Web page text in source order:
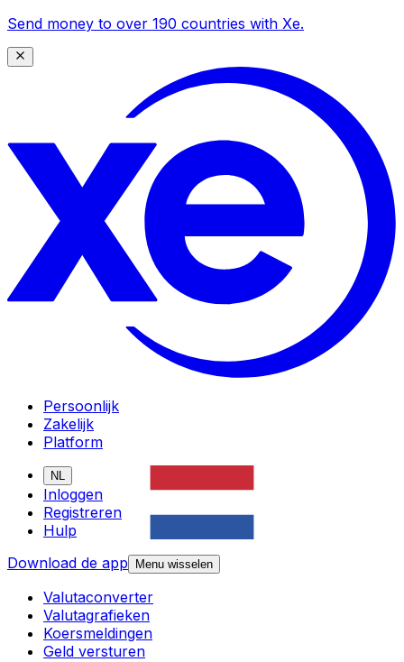
Send money to over 190 countries with Xe.
Persoonlijk
Zakelijk
Platform
NL
Inloggen
Registreren
Hulp
Download de app
Menu wisselen
Valutaconverter
Valutagrafieken
Koersmeldingen
Geld versturen